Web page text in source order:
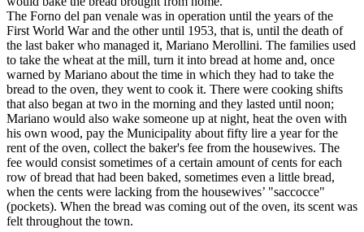
The Forno del pan venale was in operation until the years of the
First World War and the other until 1953, that is, until the death of
the last baker who managed it, Mariano Merollini. The families used
to take the wheat at the mill, turn it into bread at home and, once
warned by Mariano about the time in which they had to take the
bread to the oven, they went to cook it. There were cooking shifts
that also began at two in the morning and they lasted until noon;
Mariano would also wake someone up at night, heat the oven with
his own wood, pay the Municipality about fifty lire a year for the
rent of the oven, collect the baker's fee from the housewives. The
fee would consist sometimes of a certain amount of cents for each
row of bread that had been baked, sometimes even a little bread,
when the cents were lacking from the housewives’ "saccocce"
(pockets). When the bread was coming out of the oven, its scent was
felt throughout the town.